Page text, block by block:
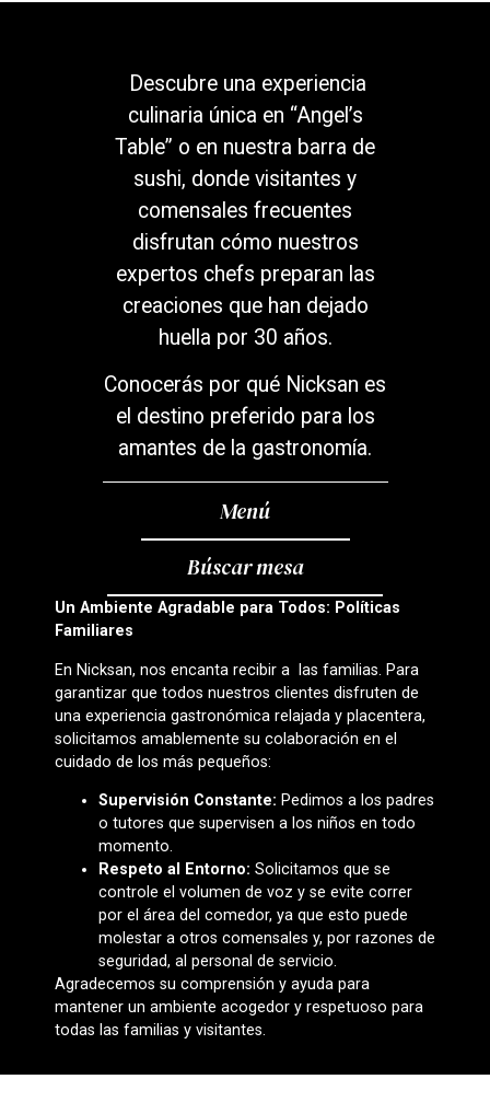
Descubre una experiencia
culinaria única en “Angel’s
Table” o en nuestra barra de
sushi, donde visitantes y
comensales frecuentes
disfrutan cómo nuestros
expertos chefs preparan las
creaciones que han dejado
huella por 30 años.
Conocerás por qué Nicksan es
el destino preferido para los
amantes de la gastronomía.
Menú
Búscar mesa
Un Ambiente Agradable para Todos: Políticas
Familiares
En Nicksan, nos encanta recibir a las familias. Para
garantizar que todos nuestros clientes disfruten de
una experiencia gastronómica relajada y placentera,
solicitamos amablemente su colaboración en el
cuidado de los más pequeños:
Supervisión Constante: Pedimos a los padres
o tutores que supervisen a los niños en todo
momento.
Respeto al Entorno: Solicitamos que se
controle el volumen de voz y se evite correr
por el área del comedor, ya que esto puede
molestar a otros comensales y, por razones de
seguridad, al personal de servicio.
Agradecemos su comprensión y ayuda para
mantener un ambiente acogedor y respetuoso para
todas las familias y visitantes.